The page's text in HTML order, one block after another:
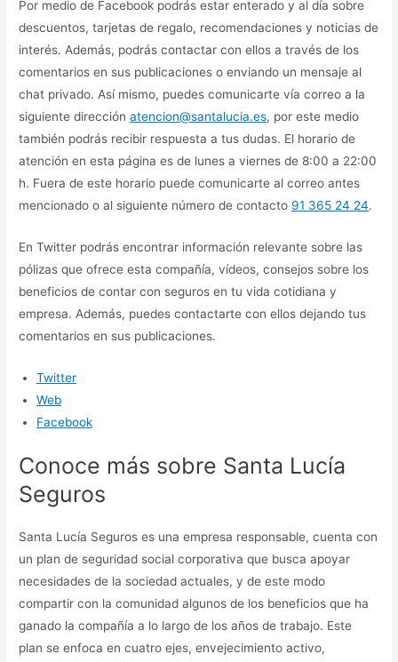
Por medio de Facebook podrás estar enterado y al día sobre
descuentos, tarjetas de regalo, recomendaciones y noticias de
interés. Además, podrás contactar con ellos a través de los
comentarios en sus publicaciones o enviando un mensaje al
chat privado. Así mismo, puedes comunicarte vía correo a la
siguiente direcciónatencion@santalucia.es, por este medio
también podrás recibir respuesta a tus dudas. El horario de
atención en esta página es de lunes a viernes de 8:00 a 22:00
h. Fuera de este horario puede comunicarte al correo antes
mencionado o al siguiente número de contacto 91 365 24 24.
En Twitter podrás encontrar información relevante sobre las
pólizas que ofrece esta compañía, vídeos, consejos sobre los
beneficios de contar con seguros en tu vida cotidiana y
empresa. Además, puedes contactarte con ellos dejando tus
comentarios en sus publicaciones.
Twitter
Web
Facebook
Conoce más sobre Santa Lucía
Seguros
Santa Lucía Seguros es una empresa responsable, cuenta con
un plan de seguridad social corporativa que busca apoyar
necesidades de la sociedad actuales, y de este modo
compartir con la comunidad algunos de los beneficios que ha
ganado la compañía a lo largo de los años de trabajo. Este
plan se enfoca en cuatro ejes, envejecimiento activo,